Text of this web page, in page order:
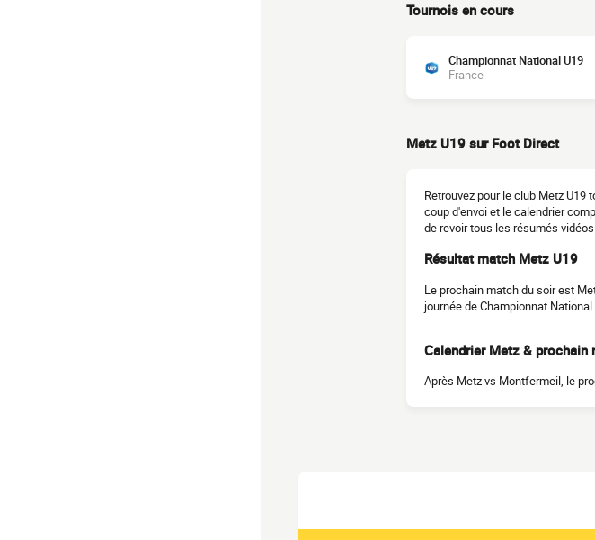
Tournois en cours
Championnat National U19
France
Metz U19 sur Foot Direct
Retrouvez pour le club Metz
coup d'envoi et le calendrier
de revoir tous les résumés
Résultat match Metz U19
Le prochain match du soir est
journée de Championnat National
Calendrier Metz & prochain
Après Metz vs Montfermeil, le